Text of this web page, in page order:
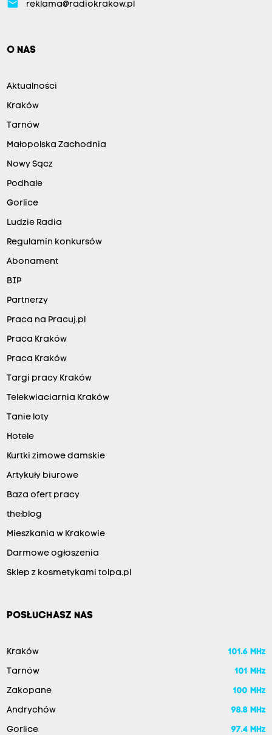
email reklama@radiokrakow.pl
O NAS
Aktualności
Kraków
Tarnów
Małopolska Zachodnia
Nowy Sącz
Podhale
Gorlice
Ludzie Radia
Regulamin konkursów
Abonament
BIP
Partnerzy
Praca na Pracuj.pl
Praca Kraków
Praca Kraków
Targi pracy Kraków
Telekwiaciarnia Kraków
Tanie loty
Hotele
Kurtki zimowe damskie
Artykuły biurowe
Baza ofert pracy
the:blog
Mieszkania w Krakowie
Darmowe ogłoszenia
Sklep z kosmetykami tolpa.pl
POSŁUCHASZ NAS
Kraków 101.6 MHz
Tarnów 101 MHz
Zakopane 100 MHz
Andrychów 98.8 MHz
Gorlice 97.4 MHz